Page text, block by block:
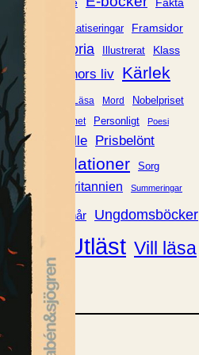
Filmatiseringar Framsidor
Historia Illustrerat Klass
Kvinnors liv Kärlek
Läsa Mord Nobelpriset
Nyutkommet Personligt Poesi
& samhälle Prisbelönt
Relationer Sorg
Storbritannien Summeringar
Tonår Ungdomsböcker
Utläst Vill läsa